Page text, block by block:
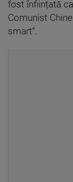
fost înființată
Comunist
smart”.